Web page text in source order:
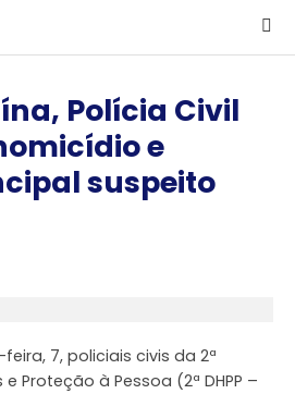
Polícia Civil
e
suspeito
7, policiais civis da 2ª
Proteção à Pessoa (2ª DHPP –